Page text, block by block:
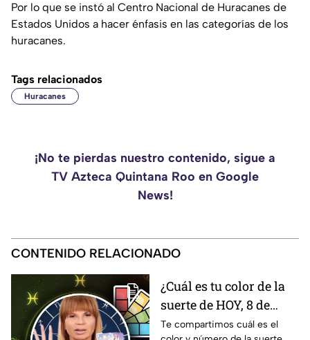
Por lo que se instó al Centro Nacional de Huracanes de
Estados Unidos a hacer énfasis en las categorías de los
huracanes.
Tags relacionados
Huracanes
¡No te pierdas nuestro contenido, sigue a
TV Azteca Quintana Roo en Google
News!
CONTENIDO RELACIONADO
¿Cuál es tu color de la
suerte de HOY, 8 de
agosto de 2026?
Te compartimos cuál es el